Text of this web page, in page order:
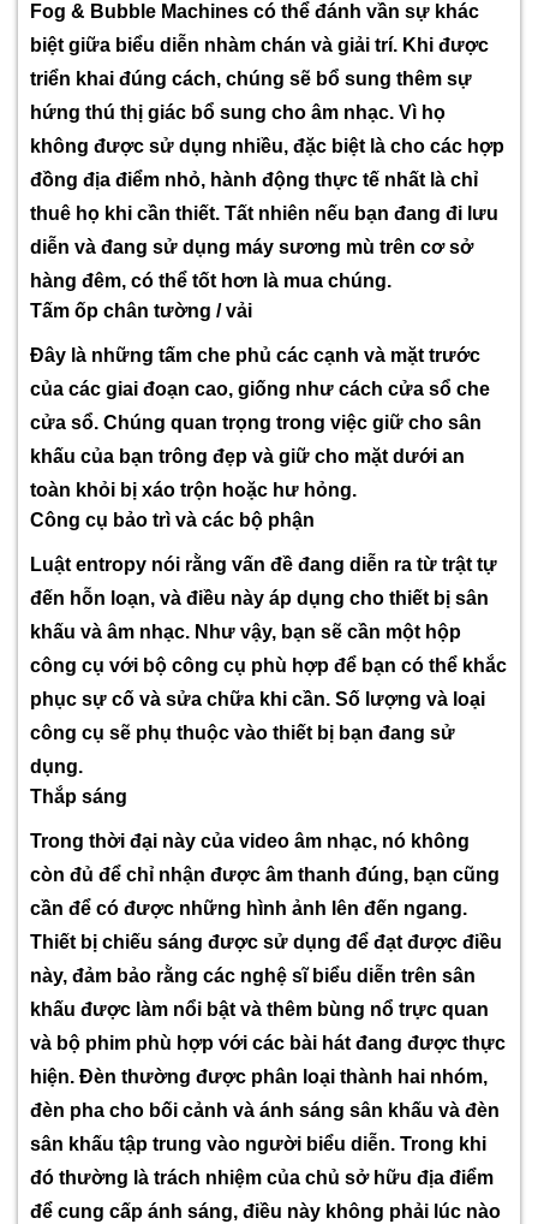
Fog & Bubble Machines có thể đánh vần sự khác
biệt giữa biểu diễn nhàm chán và giải trí. Khi được
triển khai đúng cách, chúng sẽ bổ sung thêm sự
hứng thú thị giác bổ sung cho âm nhạc. Vì họ
không được sử dụng nhiều, đặc biệt là cho các hợp
đồng địa điểm nhỏ, hành động thực tế nhất là chỉ
thuê họ khi cần thiết. Tất nhiên nếu bạn đang đi lưu
diễn và đang sử dụng máy sương mù trên cơ sở
hàng đêm, có thể tốt hơn là mua chúng.
Tấm ốp chân tường / vải
Đây là những tấm che phủ các cạnh và mặt trước
của các giai đoạn cao, giống như cách cửa sổ che
cửa sổ. Chúng quan trọng trong việc giữ cho sân
khấu của bạn trông đẹp và giữ cho mặt dưới an
toàn khỏi bị xáo trộn hoặc hư hỏng.
Công cụ bảo trì và các bộ phận
Luật entropy nói rằng vấn đề đang diễn ra từ trật tự
đến hỗn loạn, và điều này áp dụng cho thiết bị sân
khấu và âm nhạc. Như vậy, bạn sẽ cần một hộp
công cụ với bộ công cụ phù hợp để bạn có thể khắc
phục sự cố và sửa chữa khi cần. Số lượng và loại
công cụ sẽ phụ thuộc vào thiết bị bạn đang sử
dụng.
Thắp sáng
Trong thời đại này của video âm nhạc, nó không
còn đủ để chỉ nhận được âm thanh đúng, bạn cũng
cần để có được những hình ảnh lên đến ngang.
Thiết bị chiếu sáng được sử dụng để đạt được điều
này, đảm bảo rằng các nghệ sĩ biểu diễn trên sân
khấu được làm nổi bật và thêm bùng nổ trực quan
và bộ phim phù hợp với các bài hát đang được thực
hiện. Đèn thường được phân loại thành hai nhóm,
đèn pha cho bối cảnh và ánh sáng sân khấu và đèn
sân khấu tập trung vào người biểu diễn. Trong khi
đó thường là trách nhiệm của chủ sở hữu địa điểm
để cung cấp ánh sáng, điều này không phải lúc nào